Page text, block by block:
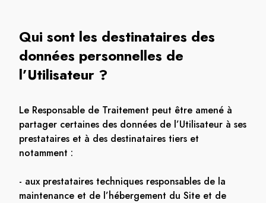
Qui sont les destinataires des
données personnelles de
l’Utilisateur ?
Le Responsable de Traitement peut être amené à
partager certaines des données de l’Utilisateur à ses
prestataires et à des destinataires tiers et
notamment :
- aux prestataires techniques responsables de la
maintenance et de l’hébergement du Site et de